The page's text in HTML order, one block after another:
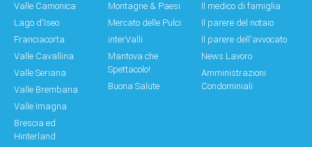
Valle Camonica
Lago d'Iseo
Franciacorta
Valle Cavallina
Valle Seriana
Valle Brembana
Valle Imagna
Brescia ed
Hinterland
Montagne & Paesi
Mercato delle Pulci
interValli
Mantova che
Spettacolo!
Buona Salute
Il medico di famiglia
Il parere del notaio
Il parere dell'avvocato
News Lavoro
Amministrazioni
Condominiali